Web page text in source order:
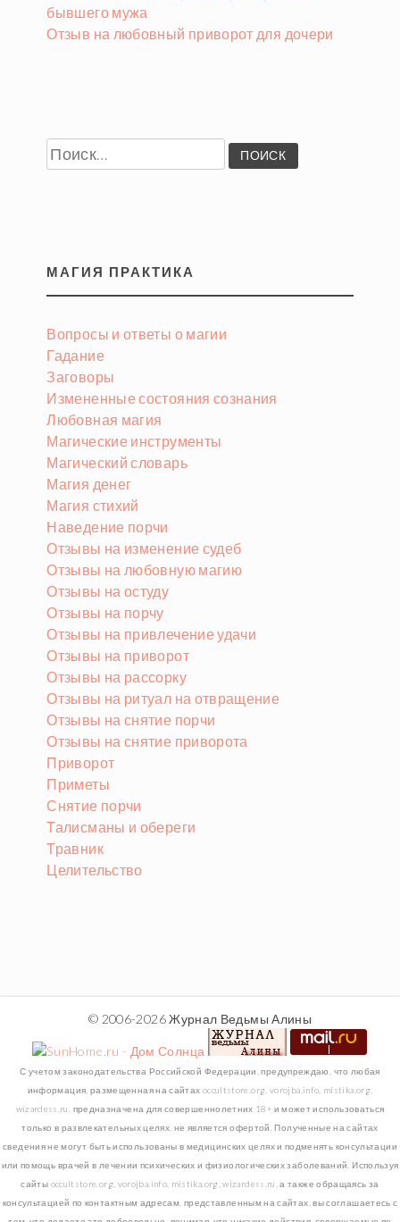
бывшего мужа
Отзыв на любовный приворот для дочери
Найти:
МАГИЯ ПРАКТИКА
Вопросы и ответы о магии
Гадание
Заговоры
Измененные состояния сознания
Любовная магия
Магические инструменты
Магический словарь
Магия денег
Магия стихий
Наведение порчи
Отзывы на изменение судеб
Отзывы на любовную магию
Отзывы на остуду
Отзывы на порчу
Отзывы на привлечение удачи
Отзывы на приворот
Отзывы на рассорку
Отзывы на ритуал на отвращение
Отзывы на снятие порчи
Отзывы на снятие приворота
Приворот
Приметы
Снятие порчи
Талисманы и обереги
Травник
Целительство
© 2006-2026 Журнал Ведьмы Алины
С учетом законодательства Российской Федерации, предупреждаю, что любая
информация, размещенная на сайтах occultstore.org, vorojba.info, mistika.org,
wizardess.ru, предназначена для совершеннолетних 18+ и может использоваться
только в развлекательных целях, не является офертой. Полученные на сайтах
сведения не могут быть использованы в медицинских целях и подменять консультации
или помощь врачей в лечении психических и физиологических заболеваний. Используя
сайты occultstore.org, vorojba.info, mistika.org, wizardess.ru, а также обращаясь за
консультацией по контактным адресам, представленным на сайтах, вы соглашаетесь с